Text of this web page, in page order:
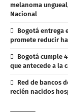
melanoma
Nacional
Bogotá entrega
promete reducir
Bogotá cumple
que antecede a la
Red de bancos
recién nacidos